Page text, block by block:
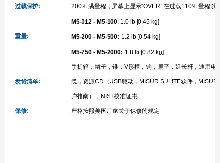
过载保护: 200% 满量程，屏幕上显示“OVER” 在过载110% 量程以
重量:
M5-012 - M5-100: 1.0 lb [0.45 kg]
M5-200 - M5-500: 1.2 lb [0.54 kg]
M5-750 - M5-2000: 1.8 lb [0.82 kg]
发货清单:
手提箱，凿子，锥， V形槽，钩，扁平，延长杆，通用电
缆，资源CD （ USB驱动， MISUR SULITE软件， MISUR
户指南）， NIST校准证书
保修: 严格按照美国厂家关于保修的规定